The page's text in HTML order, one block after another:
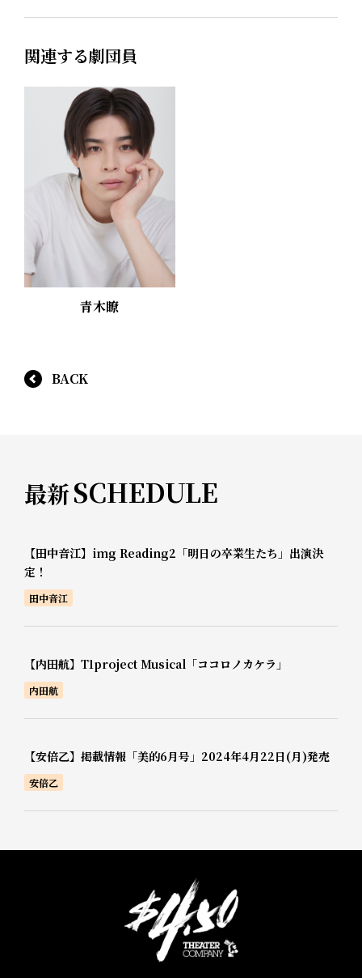
関連する劇団員
青木瞭
BACK
最新SCHEDULE
【田中音江】img Reading2「明日の卒業生たち」出演決
定！
田中音江
【内田航】T1project Musical「ココロノカケラ」
内田航
【安倍乙】掲載情報「美的6月号」2024年4月22日(月)発売
安倍乙